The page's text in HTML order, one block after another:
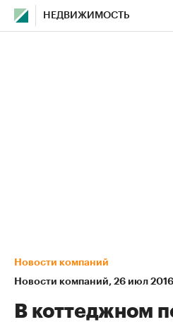
НЕДВИЖИМОСТЬ
Новости компаний
Новости компаний⁠, 26 июл
В коттеджном